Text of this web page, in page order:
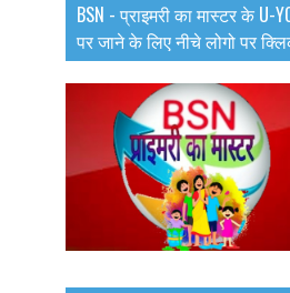
BSN - प्राइमरी का मास्टर के U-
पर जाने के लिए नीचे लोगो पर